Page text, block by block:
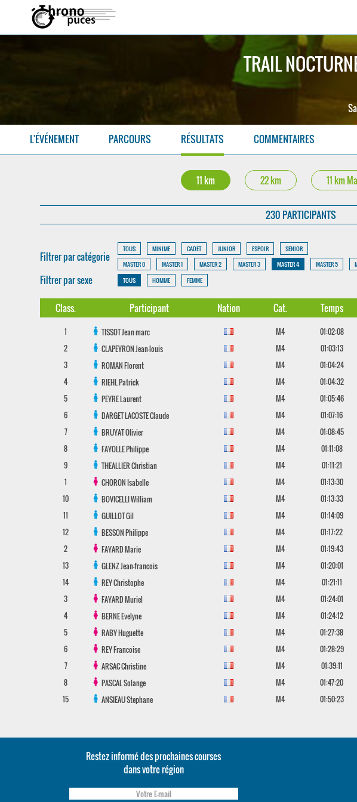
TRAIL
L'ÉVÉNEMENT PARCOURS RÉSULTATS COMMENTAIRES
11 km 22 km 11 km
230 PARTICIPANTS
Filtrer par catégorie
TOUS MINIME CADET JUNIOR ESPOIR
SENIOR
MASTER 0
MASTER 1 MASTER 2 MASTER 3 MASTER 4 MASTER 5
Filtrer par sexe TOUS HOMME FEMME
Class. Participant Nation Cat. Temps
1 TISSOTJean marc M4 01:02:08
2
CLAPEYRONJean-louis M4
01:03:13
3
ROMANFlorent M4 01:04:24
4
RIEHLPatrick M4 01:04:32
5
PEYRELaurent M4 01:05:46
6
DARGET LACOSTEClaude M4 01:07:16
7
BRUYATOlivier M4 01:08:45
8
FAYOLLEPhilippe M4
01:11:08
9
THEALLIERChristian M4 01:11:21
1
CHORONIsabelle M4 01:13:30
10
BOVICELLIWilliam M4
01:13:33
11
GUILLOTGil M4 01:14:09
12
BESSONPhilippe M4
01:17:22
2
FAYARDMarie M4 01:19:43
13
GLENZJean-francois M4 01:20:01
14
REYChristophe M4
01:21:11
3
FAYARDMuriel M4 01:24:01
4
BERNEEvelyne M4 01:24:12
5
RABYHuguette M4
01:27:38
6
REYFrancoise M4 01:28:29
7
ARSACChristine M4
01:39:11
8
PASCALSolange M4
01:47:20
15
ANSIEAUStephane M4 01:50:23
Restez informé des prochaines courses
dans votre région